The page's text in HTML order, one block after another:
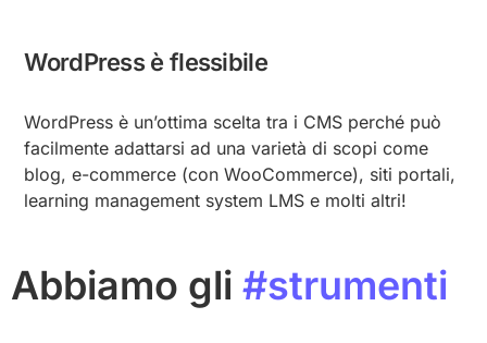
WordPress è flessibile
WordPress è un’ottima scelta tra i CMS perché può
facilmente adattarsi ad una varietà di scopi come
blog, e-commerce (con WooCommerce), siti portali,
learning management system LMS e molti altri!
Abbiamo gli #strumenti